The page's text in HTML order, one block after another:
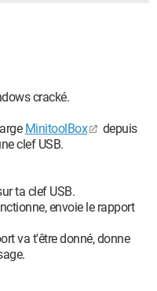
détecte plus les fichiers
actif !
modéré c'est
cracké.
MinitoolBox
depuis
clef USB.
ta clef USB.
envoie le rapport
va t'être donné, donne